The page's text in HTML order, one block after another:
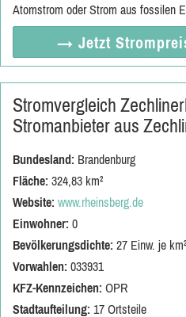
Atomstrom oder Strom aus fossilen
→ Jetzt
Stromvergleich
Stromanbieter aus
Bundesland: Brandenburg
Fläche: 324,83 km²
Website: www.rheinsberg.de
Einwohner: 0
Bevölkerungsdichte: 27 Einw. je km²
Vorwahlen: 033931
KFZ-Kennzeichen: OPR
Stadtaufteilung: 17 Ortsteile